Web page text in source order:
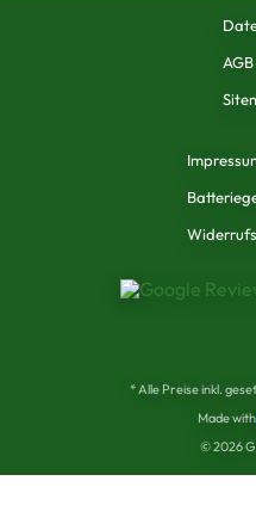
AGB
* Alle Preise inkl.
Made with
©2026